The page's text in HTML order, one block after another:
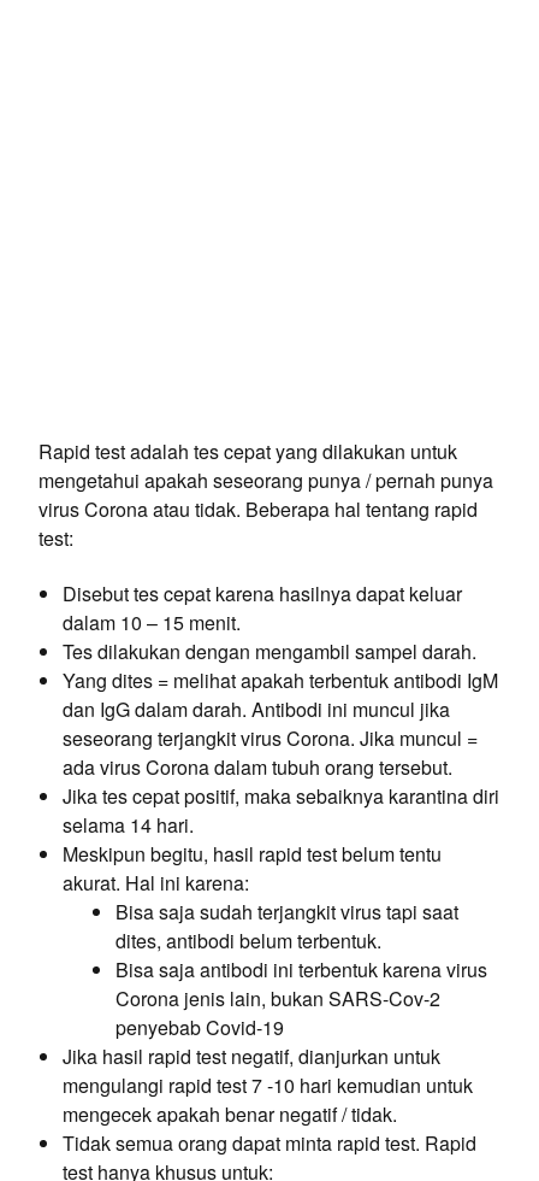
Rapid test adalah tes cepat yang dilakukan untuk
mengetahui apakah seseorang punya / pernah punya
virus Corona atau tidak. Beberapa hal tentang rapid
test:
Disebut tes cepat karena hasilnya dapat keluar
dalam 10 – 15 menit.
Tes dilakukan dengan mengambil sampel darah.
Yang dites = melihat apakah terbentuk antibodi IgM
dan IgG dalam darah. Antibodi ini muncul jika
seseorang terjangkit virus Corona. Jika muncul =
ada virus Corona dalam tubuh orang tersebut.
Jika tes cepat positif, maka sebaiknya karantina diri
selama 14 hari.
Meskipun begitu, hasil rapid test belum tentu
akurat. Hal ini karena:
Bisa saja sudah terjangkit virus tapi saat
dites, antibodi belum terbentuk.
Bisa saja antibodi ini terbentuk karena virus
Corona jenis lain, bukan SARS-Cov-2
penyebab Covid-19
Jika hasil rapid test negatif, dianjurkan untuk
mengulangi rapid test 7 -10 hari kemudian untuk
mengecek apakah benar negatif / tidak.
Tidak semua orang dapat minta rapid test. Rapid
test hanya khusus untuk: